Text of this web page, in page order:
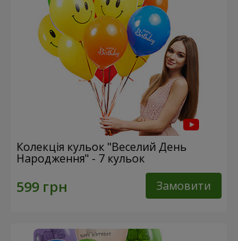
Колекція кульок "Веселий День
Народження" - 7 кульок
Замовити